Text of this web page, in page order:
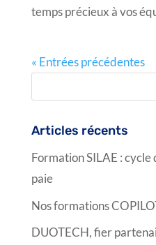
temps précieux à vos
« Entrées précédentes
Articles récents
Formation SILAE :
paie
Nos formations
DUOTECH, fier